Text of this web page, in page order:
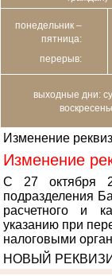
понедельник –
пятница:
перерыв:
выходные дни:
Изменение
Изменение
С 27 октября
подразделения
расчетного и
указанию при
налоговыми
НОВЫЙ